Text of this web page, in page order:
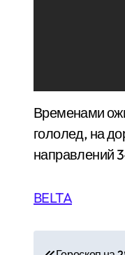
Временами
гололед, на
направлений
BELTA